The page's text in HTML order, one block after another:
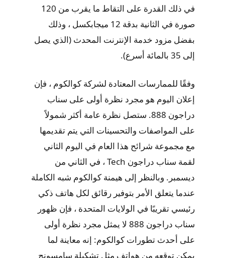
في ذلك القدرة على التقاط ما يقرب من 120
صورة في الثانية بدقة 12 ميجابكسل ، وذلك
بفضل مزود خدمة الإنترنت المحدث (الذي يصل
إلى 35 بالمائة أسرع).
وفقًا للممارسات المعتادة لشركة كوالكوم ، فإن
إعلان اليوم هو مجرد نظرة أولى على سناب
دراجون 888. ستصل نظرة عامة أكثر شمولاً
على المواصفات والتحسينات التي يتم تقديمها
مع مجموعة شرائح هذا العام في اليوم الثاني
لقمة سناب دراجون Tech ، في الثاني من
ديسمبر. وبالنظر إلى هيمنة كوالكوم شبه الكاملة
عندما يتعلق الأمر بتوفير رقائق لكل هاتف ذكي
رئيسي تقريبًا في الولايات المتحدة ، فإن ظهور
سناب دراجون 888 لا يمثل مجرد نظرة أولى
على أحدث تطورات كوالكوم: إنه معاينة لما
يمكن توقعه من هواتف مثل تشكيلة سامسونج